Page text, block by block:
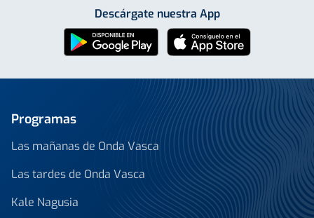
Descárgate nuestra App
Programas
Las mañanas de Onda Vasca
Las tardes de Onda Vasca
Kale Nagusia